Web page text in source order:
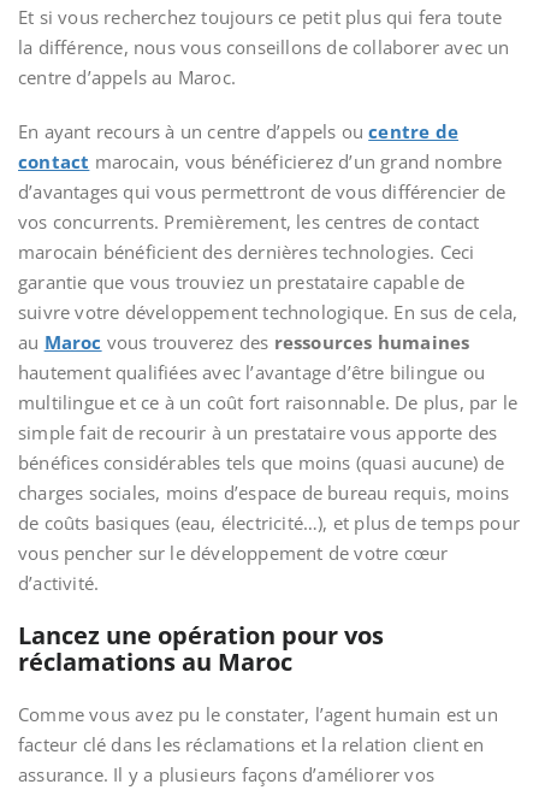
Et si vous recherchez toujours ce petit plus qui fera toute
la différence, nous vous conseillons de collaborer avec un
centre d’appels au Maroc.
En ayant recours à un centre d’appels oucentre de
contact marocain, vous bénéficierez d’un grand nombre
d’avantages qui vous permettront de vous différencier de
vos concurrents. Premièrement, les centres de contact
marocain bénéficient des dernières technologies. Ceci
garantie que vous trouviez un prestataire capable de
suivre votre développement technologique. En sus de cela,
au Maroc vous trouverez des ressources humaines
hautement qualifiées avec l’avantage d’être bilingue ou
multilingue et ce à un coût fort raisonnable. De plus, par le
simple fait de recourir à un prestataire vous apporte des
bénéfices considérables tels que moins (quasi aucune) de
charges sociales, moins d’espace de bureau requis, moins
de coûts basiques (eau, électricité…), et plus de temps pour
vous pencher sur le développement de votre cœur
d’activité.
Lancez une opération pour vos
réclamations au Maroc
Comme vous avez pu le constater, l’agent humain est un
facteur clé dans les réclamations et la relation client en
assurance. Il y a plusieurs façons d’améliorer vos